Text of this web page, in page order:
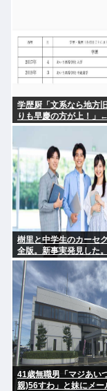
学歴厨「文系なら地方
りも早慶の方が上！」
樹里と中学生のカーセ
全版。新事実発見した。
41歳無職男「マジあい
親)56すわ」と妹にメ